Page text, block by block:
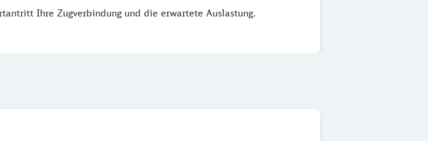
Ihre Zugverbindung und die erwartete Auslastung.